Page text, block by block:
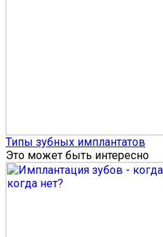
Типы зубных имплантатов
Это может быть интересно